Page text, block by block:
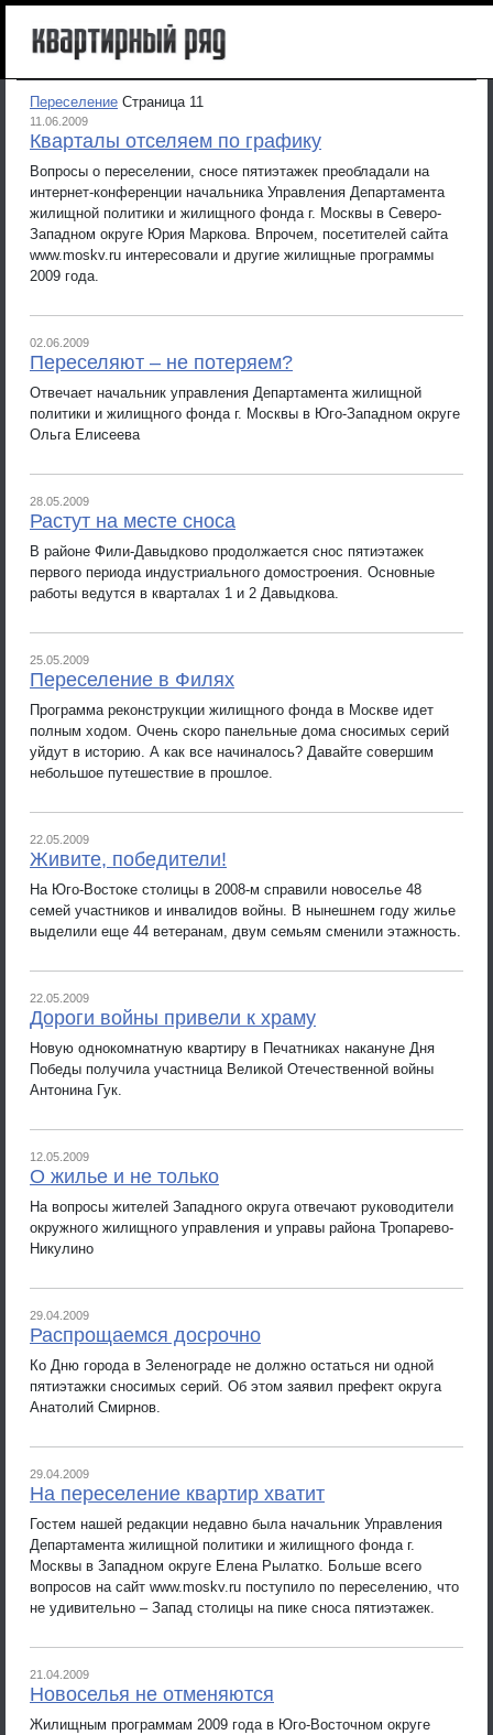
Переселение Страница 11
11.06.2009
Кварталы отселяем по графику
Вопросы о переселении, сносе пятиэтажек преобладали на
интернет-конференции начальника Управления Департамента
жилищной политики и жилищного фонда г. Москвы в Северо-
Западном округе Юрия Маркова. Впрочем, посетителей сайта
www.moskv.ru интересовали и другие жилищные программы
2009 года.
02.06.2009
Переселяют – не потеряем?
Отвечает начальник управления Департамента жилищной
политики и жилищного фонда г. Москвы в Юго-Западном округе
Ольга Елисеева
28.05.2009
Растут на месте сноса
В районе Фили-Давыдково продолжается снос пятиэтажек
первого периода индустриального домостроения. Основные
работы ведутся в кварталах 1 и 2 Давыдкова.
25.05.2009
Переселение в Филях
Программа реконструкции жилищного фонда в Москве идет
полным ходом. Очень скоро панельные дома сносимых серий
уйдут в историю. А как все начиналось? Давайте совершим
небольшое путешествие в прошлое.
22.05.2009
Живите, победители!
На Юго-Востоке столицы в 2008-м справили новоселье 48
семей участников и инвалидов войны. В нынешнем году жилье
выделили еще 44 ветеранам, двум семьям сменили этажность.
22.05.2009
Дороги войны привели к храму
Новую однокомнатную квартиру в Печатниках накануне Дня
Победы получила участница Великой Отечественной войны
Антонина Гук.
12.05.2009
О жилье и не только
На вопросы жителей Западного округа отвечают руководители
окружного жилищного управления и управы района Тропарево-
Никулино
29.04.2009
Распрощаемся досрочно
Ко Дню города в Зеленограде не должно остаться ни одной
пятиэтажки сносимых серий. Об этом заявил префект округа
Анатолий Смирнов.
29.04.2009
На переселение квартир хватит
Гостем нашей редакции недавно была начальник Управления
Департамента жилищной политики и жилищного фонда г.
Москвы в Западном округе Елена Рылатко. Больше всего
вопросов на сайт www.moskv.ru поступило по переселению, что
не удивительно – Запад столицы на пике сноса пятиэтажек.
21.04.2009
Новоселья не отменяются
Жилищным программам 2009 года в Юго-Восточном округе